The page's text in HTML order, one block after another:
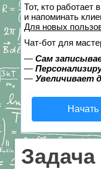
Тот, кто работает
и напоминать
Для новых
Чат-бот для
— Сам
—
— Увеличивает